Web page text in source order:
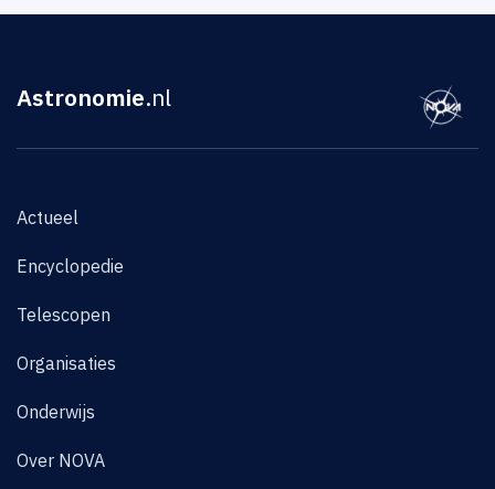
Astronomie.nl
Actueel
Encyclopedie
Telescopen
Organisaties
Onderwijs
Over NOVA